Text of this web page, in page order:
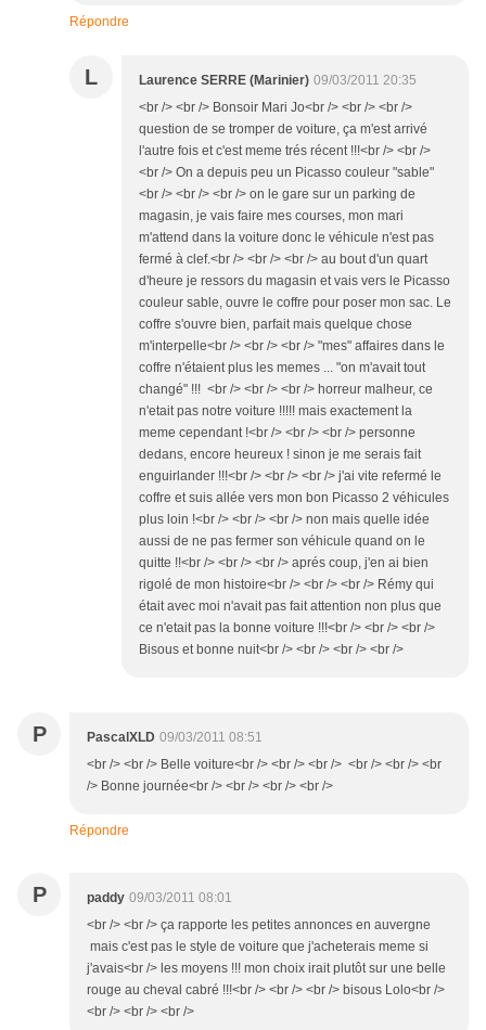
Répondre
L Laurence SERRE (Marinier) 09/03/2011 20:35
<br /> <br /> Bonsoir Mari Jo<br /> <br /> <br />
question de se tromper de voiture, ça m'est arrivé
l'autre fois et c'est meme trés récent !!!<br /> <br />
<br /> On a depuis peu un Picasso couleur "sable"
<br /> <br /> <br /> on le gare sur un parking de
magasin, je vais faire mes courses, mon mari
m'attend dans la voiture donc le véhicule n'est pas
fermé à clef.<br /> <br /> <br /> au bout d'un quart
d'heure je ressors du magasin et vais vers le Picasso
couleur sable, ouvre le coffre pour poser mon sac. Le
coffre s'ouvre bien, parfait mais quelque chose
m'interpelle<br /> <br /> <br /> "mes" affaires dans le
coffre n'étaient plus les memes ... "on m'avait tout
changé" !!! <br /> <br /> <br /> horreur malheur, ce
n'etait pas notre voiture !!!!! mais exactement la
meme cependant !<br /> <br /> <br /> personne
dedans, encore heureux ! sinon je me serais fait
enguirlander !!!<br /> <br /> <br /> j'ai vite refermé le
coffre et suis allée vers mon bon Picasso 2 véhicules
plus loin !<br /> <br /> <br /> non mais quelle idée
aussi de ne pas fermer son véhicule quand on le
quitte !!<br /> <br /> <br /> aprés coup, j'en ai bien
rigolé de mon histoire<br /> <br /> <br /> Rémy qui
était avec moi n'avait pas fait attention non plus que
ce n'etait pas la bonne voiture !!!<br /> <br /> <br />
Bisous et bonne nuit<br /> <br /> <br /> <br />
P PascalXLD 09/03/2011 08:51
<br /> <br /> Belle voiture<br /> <br /> <br /> <br /> <br /> <br
/> Bonne journée<br /> <br /> <br /> <br />
Répondre
P paddy 09/03/2011 08:01
<br /> <br /> ça rapporte les petites annonces en auvergne
mais c'est pas le style de voiture que j'acheterais meme si
j'avais<br /> les moyens !!! mon choix irait plutôt sur une belle
rouge au cheval cabré !!!<br /> <br /> <br /> bisous Lolo<br />
<br /> <br /> <br />